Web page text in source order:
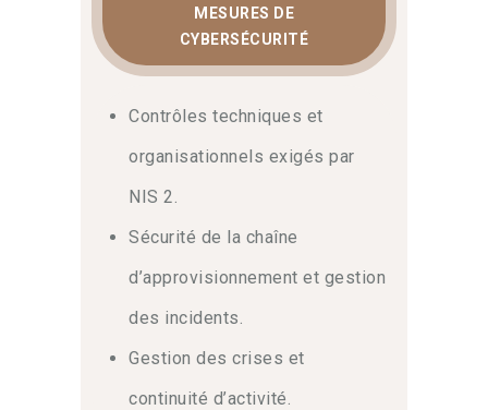
MESURES DE
CYBERSÉCURITÉ
Contrôles techniques et
organisationnels exigés par
NIS 2.
Sécurité de la chaîne
d’approvisionnement et gestion
des incidents.
Gestion des crises et
continuité d’activité.